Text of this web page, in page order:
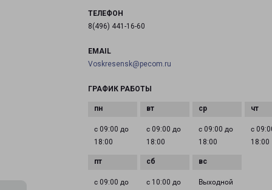
ТЕЛЕФОН
8(496) 441-16-60
EMAIL
Voskresensk@pecom.ru
ГРАФИК РАБОТЫ
с 09:00 до
18:00
с 09:00 до
18:00
с 09:00 до
18:00
с
18:00
с 09:00 до
с 10:00 до
Выходной